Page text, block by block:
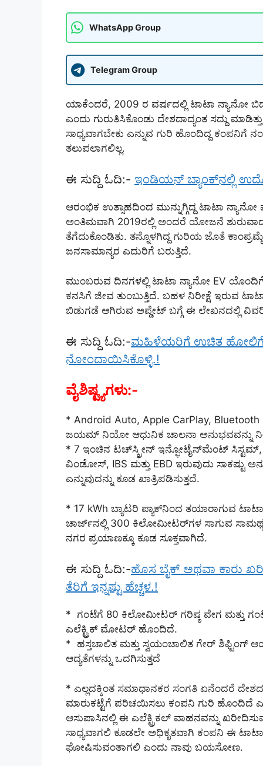
WhatsApp Group
Telegram Group
ಯಾಕೆಂದರೆ, 2009 ರ ವರ್ಷದಲ್ಲಿ ಟಾಟಾ ನ್ಯಾನೋ
ಎಂದು ಗುರುತಿಸಿಕೊಂಡು ದೇಶದಾದ್ಯಂತ ಸದ್ದು
ಸಾಧ್ಯವಾಗಬೇಕು ಎನ್ನುವ ಗುರಿ ಹೊಂದಿದ್ದ ಕಂಪನಿಗೆ
ತಲುಪಲಾಗಲಿಲ್ಲ.
ಈ ಸುದ್ದಿ ಓದಿ:- ಇಂಡಿಯನ್‌ ಬ್ಯಾಂಕ್‌ನಲ್ಲಿ
ಆರಂಭಿಕ ಉತ್ಸಾಹದಿಂದ ಮುನ್ನುಗ್ಗಿದ್ದ ಟಾಟಾ
ಅಂತಿಮವಾಗಿ 2019ರಲ್ಲಿ ಅಂದರೆ ಯೋಜನೆ ಶುರುವಾದ
ತೆಗೆದುಕೊಂಡಿತು. ತನ್ನೊಳಗಿದ್ದ ಗುರಿಯ ಜೊತೆ
ಜನಸಾಮಾನ್ಯರ ಎದುರಿಗೆ ಬರುತ್ತಿದೆ.
ಮುಂಬರುವ ದಿನಗಳಲ್ಲಿ ಟಾಟಾ ನ್ಯಾನೋ EV
ಕನಸಿಗೆ ಜೀವ ತುಂಬುತ್ತಿದೆ. ಬಹಳ ನಿರೀಕ್ಷೆ ಇರುವ
ಬಿಡುಗಡೆ ಆಗಿರುವ ಅಪ್ಡೇಟ್ ಬಗ್ಗೆ ಈ ಲೇಖನದಲ್ಲಿ
ಈ ಸುದ್ದಿ ಓದಿ:-ಮಹಿಳೆಯರಿಗೆ ಉಚಿತ ಹೋಲಿಗೆ
ನೋಂದಾಯಿಸಿಕೊಳ್ಳಿ.!
ವೈಶಿಷ್ಟ್ಯಗಳು:-
* Android Auto, Apple CarPlay,
ಜಯಮ್ ನಿಯೋ ಆಧುನಿಕ ಚಾಲನಾ ಅನುಭವವನ್ನು
* 7 ಇಂಚಿನ ಟಚ್‌ಸ್ಕ್ರೀನ್ ಇನ್ಫೋಟೈನ್‌ಮೆಂಟ್
ವಿಂಡೋಸ್, IBS ಮತ್ತು EBD ಇರುವುದು ಸಾಕಷ್ಟು
ಎನ್ನುವುದನ್ನು ಕೂಡ ಖಾತ್ರಿಪಡಿಸುತ್ತದೆ.
* 17 kWh ಬ್ಯಾಟರಿ ಪ್ಯಾಕ್‌ನಿಂದ ತಯಾರಾಗುವ
ಚಾರ್ಜ್‌ನಲ್ಲಿ 300 ಕಿಲೋಮೀಟರ್‌ಗಳ ಸಾಗುವ
ನಗರ ಪ್ರಯಾಣಕ್ಕೂ ಕೂಡ ಸೂಕ್ತವಾಗಿದೆ.
ಈ ಸುದ್ದಿ ಓದಿ:-ಹೊಸ ಬೈಕ್ ಅಥವಾ ಕಾರು
ತೆರಿಗೆ ಇನ್ನಷ್ಟು ಹೆಚ್ಚಳ.!
* ಗಂಟೆಗೆ 80 ಕಿಲೋಮೀಟರ್ ಗರಿಷ್ಠ ವೇಗ ಮತ್ತು
ಎಲೆಕ್ಟ್ರಿಕ್ ಮೋಟರ್ ಹೊಂದಿದೆ.
* ಹಸ್ತಚಾಲಿತ ಮತ್ತು ಸ್ವಯಂಚಾಲಿತ ಗೇರ್
ಆದ್ಯತೆಗಳನ್ನು ಒದಗಿಸುತ್ತದೆ
* ಎಲ್ಲದಕ್ಕಿಂತ ಸಮಾಧಾನಕರ ಸಂಗತಿ ಏನೆಂದರೆ ದೇಶದ
ಮಾರುಕಟ್ಟೆಗೆ ಪರಿಚಯಿಸಲು ಕಂಪನಿ ಗುರಿ ಹೊಂದಿದೆ
ಆಸುಪಾಸಿನಲ್ಲಿ ಈ ಎಲೆಕ್ಟ್ರಿಕಲ್ ವಾಹನವನ್ನು
ಸಾಧ್ಯವಾಗಲಿ ಕೂಡಲೇ ಅಧಿಕೃತವಾಗಿ ಕಂಪನಿ ಈ
ಘೋಷಿಸುವಂತಾಗಲಿ ಎಂದು ನಾವು ಬಯಸೋಣ.